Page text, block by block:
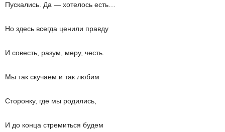
Пускались. Да — хотелось есть…
Но здесь всегда ценили правду
И совесть, разум, меру, честь.
Мы так скучаем и так любим
Сторонку, где мы родились,
И до конца стремиться будем